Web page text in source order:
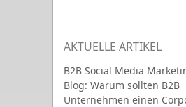
AKTUELLE ARTIKEL
B2B Social Media
Blog: Warum sollten B2B
Unternehmen einen